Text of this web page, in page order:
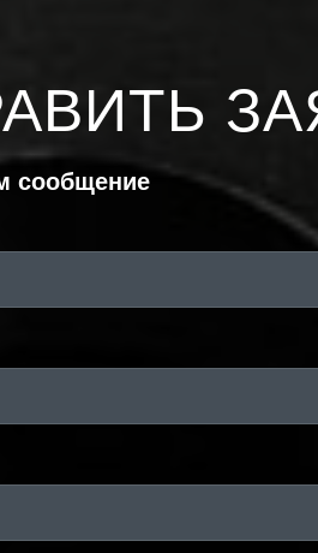
сообщение